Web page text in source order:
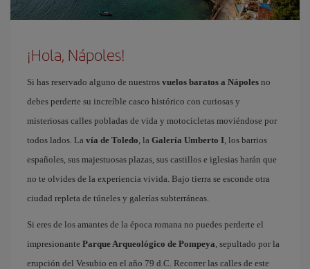
¡Hola, Nápoles!
Si has reservado alguno de nuestros vuelos baratos a Nápoles no
debes perderte su increíble casco histórico con curiosas y
misteriosas calles pobladas de vida y motocicletas moviéndose por
todos lados. La vía de Toledo, la Galería Umberto I, los barrios
españoles, sus majestuosas plazas, sus castillos e iglesias harán que
no te olvides de la experiencia vivida. Bajo tierra se esconde otra
ciudad repleta de túneles y galerías subterráneas.
Si eres de los amantes de la época romana no puedes perderte el
impresionante Parque Arqueológico de Pompeya, sepultado por la
erupción del Vesubio en el año 79 d.C. Recorrer las calles de este